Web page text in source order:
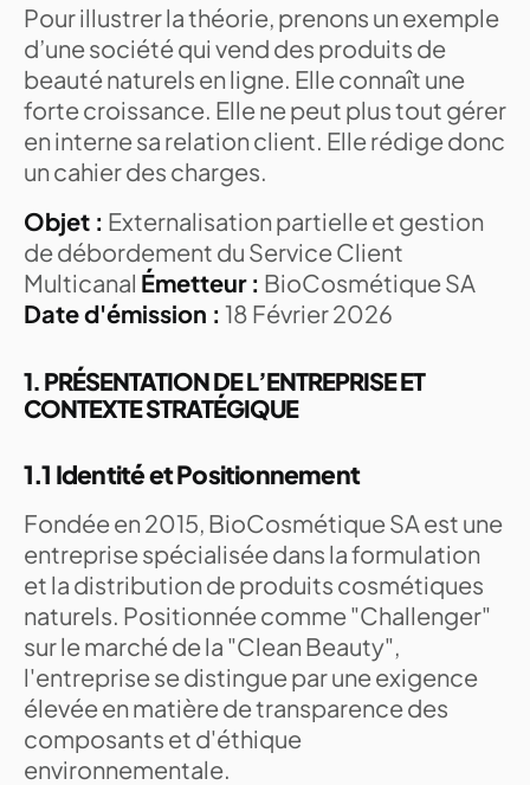
Pour illustrer la théorie, prenons un exemple
d’une société qui vend des produits de
beauté naturels en ligne. Elle connaît une
forte croissance. Elle ne peut plus tout gérer
en interne sa relation client. Elle rédige donc
un cahier des charges.
Objet : Externalisation partielle et gestion
de débordement du Service Client
Multicanal Émetteur : BioCosmétique SA
Date d'émission : 18 Février 2026
1. PRÉSENTATION DE L’ENTREPRISE ET
CONTEXTE STRATÉGIQUE
1.1 Identité et Positionnement
Fondée en 2015, BioCosmétique SA est une
entreprise spécialisée dans la formulation
et la distribution de produits cosmétiques
naturels. Positionnée comme "Challenger"
sur le marché de la "Clean Beauty",
l'entreprise se distingue par une exigence
élevée en matière de transparence des
composants et d'éthique
environnementale.